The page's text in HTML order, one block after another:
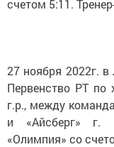
счетом 5:11.
27 ноября 2022г.
Первенство РТ
г.р., между
и «Айсберг» г.
«Олимпия» со